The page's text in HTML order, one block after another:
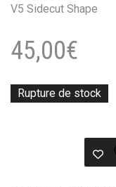
V5 Sidecut Shape
45,00€
Rupture de stock